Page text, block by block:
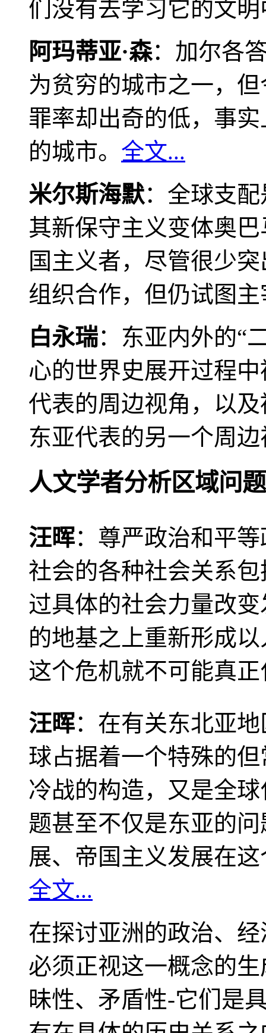
们没有去学习它的文
阿玛蒂亚·森：加尔各
为贫穷的城市之一，
罪率却出奇的低，事
的城市。 全文...
米尔斯海默：全球支
其新保守主义变体奥
国主义者，尽管很少
组织合作，但仍试图
白永瑞：东亚内外的“
心的世界史展开过程
代表的周边视角，以
东亚代表的另一个周
人文学者分析区域问题
汪晖：尊严政治和平
社会的各种社会关系
过具体的社会力量改
的地基之上重新形成
这个危机就不可能真
汪晖：在有关东北亚
球占据着一个特殊的
冷战的构造，又是全
题甚至不仅是东亚的
展、帝国主义发展在
全文...
在探讨亚洲的政治、
必须正视这一概念的
昧性、矛盾性-它们是